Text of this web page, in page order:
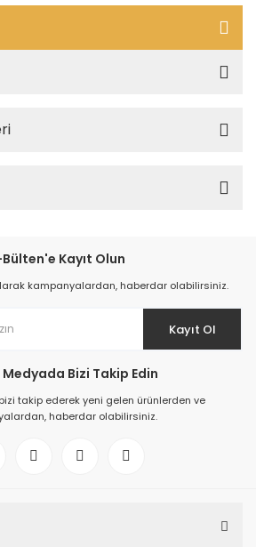
Bülten'e Kayıt Olun
kampanyalardan, haberdar olabilirsiniz.
Kayıt Ol
Bizi Takip Edin
takip ederek yeni gelen ürünlerden ve
haberdar olabilirsiniz.